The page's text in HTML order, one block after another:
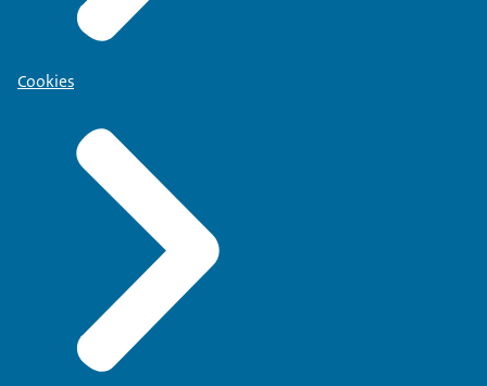
Cookies